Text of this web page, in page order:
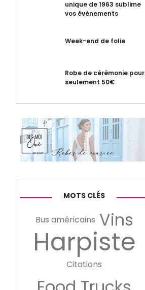
unique de 1963 sublime
vos événements
Week-end de folie
Robe de cérémonie pour
seulement 50€
MOTS CLÉS
Bus américains Vins
Harpiste
Citations